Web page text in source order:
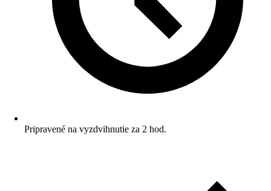
Pripravené na vyzdvihnutie za 2 hod.